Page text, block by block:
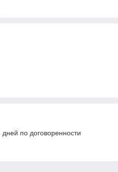
по договоренности